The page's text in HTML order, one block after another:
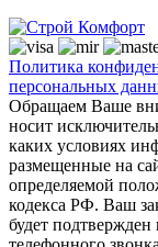
Политика
персональных
Обращаем Ваше
носит
каких условиях
размещенные на
определяемой
кодекса РФ. Ваш
будет